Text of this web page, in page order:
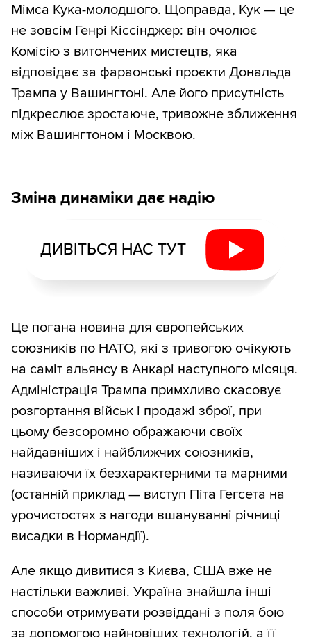
Мімса Кука-молодшого. Щоправда, Кук — це
не зовсім Генрі Кіссінджер: він очолює
Комісію з витончених мистецтв, яка
відповідає за фараонські проєкти Дональда
Трампа у Вашингтоні. Але його присутність
підкреслює зростаюче, тривожне зближення
між Вашингтоном і Москвою.
Зміна динаміки дає надію
ДИВІТЬСЯ НАС ТУТ
Це погана новина для європейських
союзників по НАТО, які з тривогою очікують
на саміт альянсу в Анкарі наступного місяця.
Адміністрація Трампа примхливо скасовує
розгортання військ і продажі зброї, при
цьому безсоромно ображаючи своїх
найдавніших і найближчих союзників,
називаючи їх безхарактерними та марними
(останній приклад — виступ Піта Гегсета на
урочистостях з нагоди вшануванні річниці
висадки в Нормандії).
Але якщо дивитися з Києва, США вже не
настільки важливі. Україна знайшла інші
способи отримувати розвіддані з поля бою